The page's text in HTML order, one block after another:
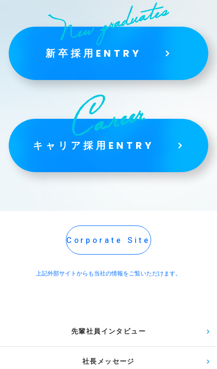
新卒採用ENTRY
キャリア採用ENTRY
Corporate Site
上記外部サイトからも当社の情報をご覧いただけます。
先輩社員インタビュー
社長メッセージ